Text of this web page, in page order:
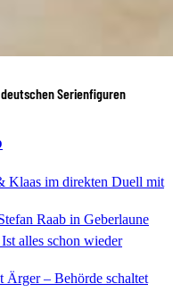
Serienfiguren
Klaas im direkten Duell mit
Raab in Geberlaune
Ist alles schon wieder
Ärger – Behörde schaltet